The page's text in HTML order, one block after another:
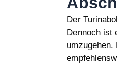
Der
Dennoch ist
umzugehen.